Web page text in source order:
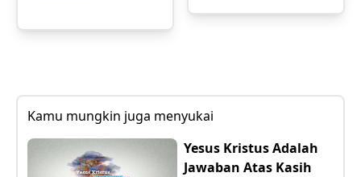
Kamu mungkin juga menyukai
Yesus Kristus Adalah
Jawaban Atas Kasih